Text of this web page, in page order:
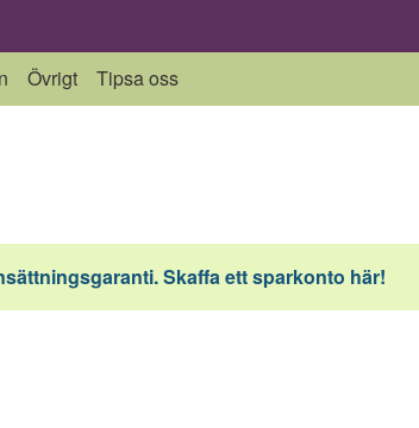
Övrigt Tipsa oss
Skaffa ett sparkonto här!